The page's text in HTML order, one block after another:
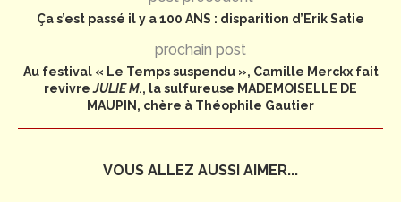
Ça s’est passé il y a 100 ANS : disparition d’Erik Satie
prochain post
Au festival « Le Temps suspendu », Camille Merckx fait
revivreJULIE M., la sulfureuse MADEMOISELLE DE
MAUPIN, chère à Théophile Gautier
VOUS ALLEZ AUSSI AIMER...